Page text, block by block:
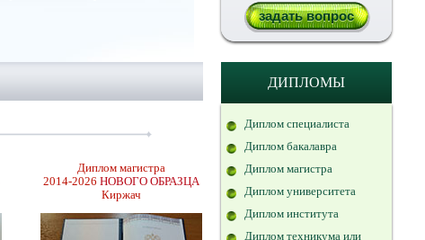
Диплом магистра
2014-2026 НОВОГО ОБРАЗЦА
Киржач
ДИПЛОМЫ
Диплом специалиста
Диплом бакалавра
Диплом магистра
Диплом университета
Диплом института
Диплом техникума или